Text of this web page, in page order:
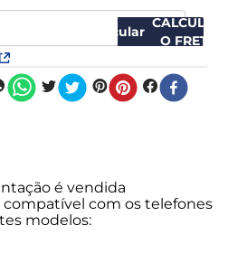
CALCULAR
O FRETE
é vendida
com os telefones
modelos: